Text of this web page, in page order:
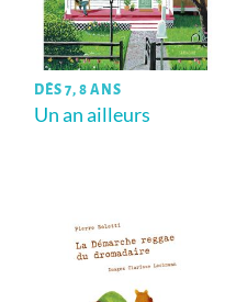
DÈS 7, 8 ANS
Un an ailleurs